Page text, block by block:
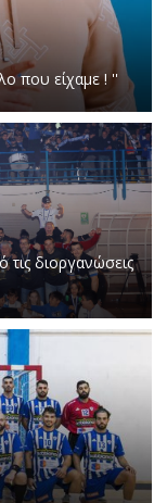
που είχαμε ! ''
διοργανώσεις